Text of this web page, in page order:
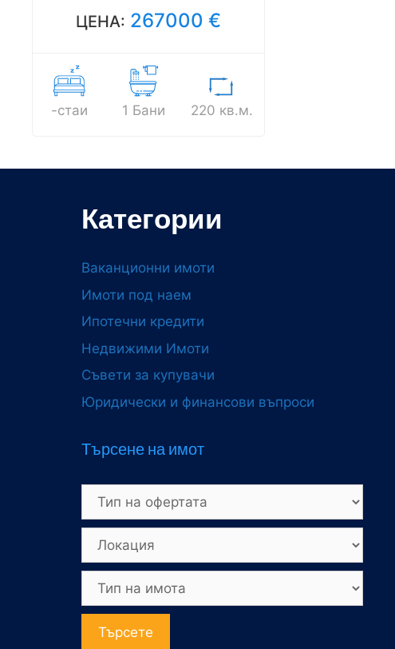
ЦЕНА: 267000 €
-стаи 1 Бани 220 кв.м.
Категории
Ваканционни имоти
Имоти под наем
Ипотечни кредити
Недвижими Имоти
Съвети за купувачи
Юридически и финансови въпроси
Търсене на имот
Търсете